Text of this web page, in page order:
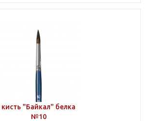
кисть "Байкал" белка
№10